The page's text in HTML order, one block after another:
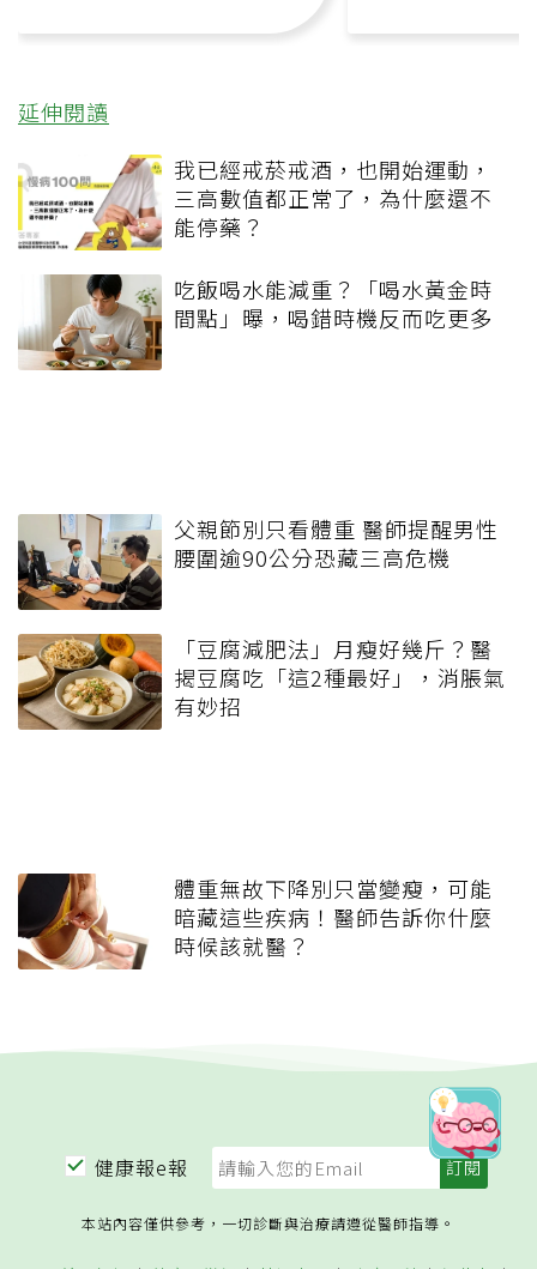
延伸閱讀
我已經戒菸戒酒，也開始運動，
三高數值都正常了，為什麼還不
能停藥？
吃飯喝水能減重？「喝水黃金時
間點」曝，喝錯時機反而吃更多
父親節別只看體重 醫師提醒男性
腰圍逾90公分恐藏三高危機
「豆腐減肥法」月瘦好幾斤？醫
揭豆腐吃「這2種最好」，消脹氣
有妙招
體重無故下降別只當變瘦，可能
暗藏這些疾病！醫師告訴你什麼
時候該就醫？
健康報e報
本站內容僅供參考，一切診斷與治療請遵從醫師指導。